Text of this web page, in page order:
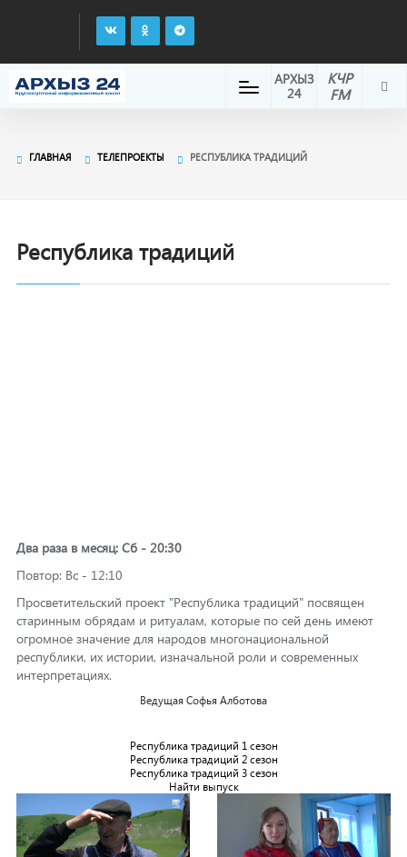
КЧР
FM
АРХЫЗ
24
ГЛАВНАЯ ТЕЛЕПРОЕКТЫ РЕСПУБЛИКА ТРАДИЦИЙ
Республика традиций
Два раза в месяц: Сб - 20:30
Повтор: Вс - 12:10
Просветительский проект "Республика традиций" посвящен
старинным обрядам и ритуалам, которые по сей день имеют
огромное значение для народов многонациональной
республики, их истории, изначальной роли и современных
интерпретациях.
Ведущая Софья Алботова
Республика традиций 1 сезон
Республика традиций 2 сезон
Республика традиций 3 сезон
Найти выпуск